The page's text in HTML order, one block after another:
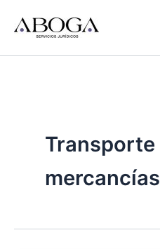
contenido
Transporte
mercancías